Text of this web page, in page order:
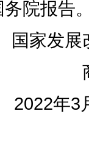
院报告
国家发展
2022年3